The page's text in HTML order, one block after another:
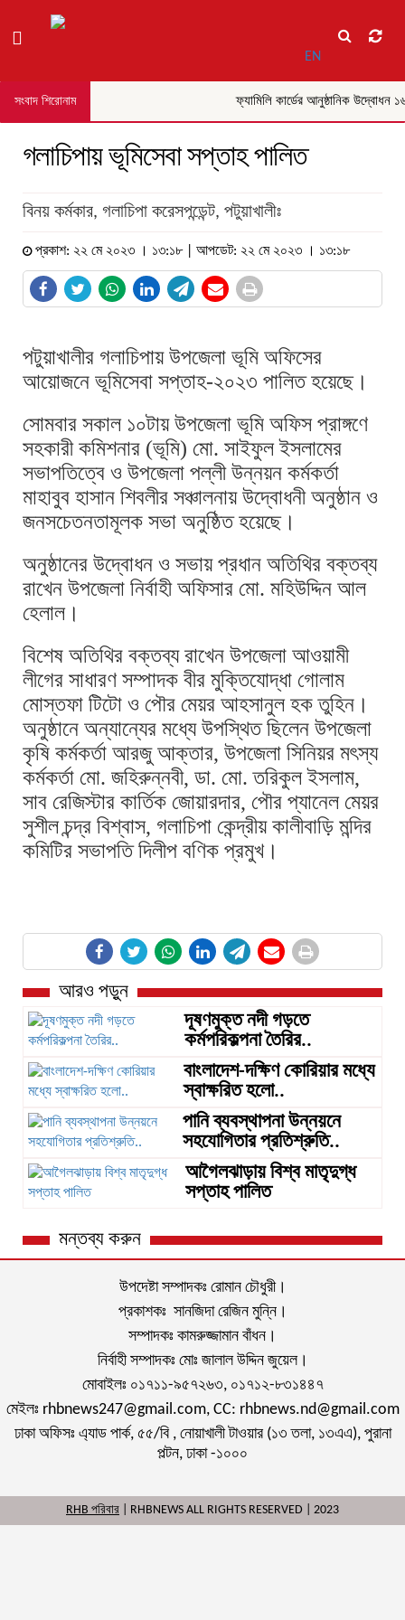
EN
সংবাদ শিরোনাম ফ্যামিলি কার্ডের আনুষ্ঠানিক উদ্বোধন
গলাচিপায় ভূমিসেবা সপ্তাহ পালিত
বিনয় কর্মকার, গলাচিপা করেসপন্ডেন্ট, পটুয়াখালীঃ
প্রকাশ: ২২ মে ২০২৩ । ১৩:১৮ | আপডেট: ২২ মে ২০২৩ । ১৩:১৮
পটুয়াখালীর গলাচিপায় উপজেলা ভূমি অফিসের
আয়োজনে ভূমিসেবা সপ্তাহ-২০২৩ পালিত হয়েছে।
সোমবার সকাল ১০টায় উপজেলা ভূমি অফিস প্রাঙ্গণে
সহকারী কমিশনার (ভূমি) মো. সাইফুল ইসলামের
সভাপতিত্বে ও উপজেলা পল্লী উন্নয়ন কর্মকর্তা
মাহাবুব হাসান শিবলীর সঞ্চালনায় উদ্বোধনী অনুষ্ঠান ও
জনসচেতনতামূলক সভা অনুষ্ঠিত হয়েছে।
অনুষ্ঠানের উদ্বোধন ও সভায় প্রধান অতিথির বক্তব্য
রাখেন উপজেলা নির্বাহী অফিসার মো. মহিউদ্দিন আল
হেলাল।
বিশেষ অতিথির বক্তব্য রাখেন উপজেলা আওয়ামী
লীগের সাধারণ সম্পাদক বীর মুক্তিযোদ্ধা গোলাম
মোস্তফা টিটো ও পৌর মেয়র আহসানুল হক তুহিন।
অনুষ্ঠানে অন্যান্যের মধ্যে উপস্থিত ছিলেন উপজেলা
কৃষি কর্মকর্তা আরজু আক্তার, উপজেলা সিনিয়র মৎস্য
কর্মকর্তা মো. জহিরুন্নবী, ডা. মো. তরিকুল ইসলাম,
সাব রেজিস্টার কার্তিক জোয়ারদার, পৌর প্যানেল মেয়র
সুশীল চন্দ্র বিশ্বাস, গলাচিপা কেন্দ্রীয় কালীবাড়ি মন্দির
কমিটির সভাপতি দিলীপ বণিক প্রমুখ।
আরও পড়ুন
দূষণমুক্ত নদী গড়তে
কর্মপরিকল্পনা তৈরির..
বাংলাদেশ-দক্ষিণ কোরিয়ার মধ্যে
স্বাক্ষরিত হলো..
পানি ব্যবস্থাপনা উন্নয়নে
সহযোগিতার প্রতিশ্রুতি..
আগৈলঝাড়ায় বিশ্ব মাতৃদুগ্ধ
সপ্তাহ পালিত
মন্তব্য করুন
উপদেষ্টা সম্পাদকঃ রোমান চৌধুরী।
প্রকাশকঃ সানজিদা রেজিন মুন্নি।
সম্পাদকঃ কামরুজ্জামান বাঁধন।
নির্বাহী সম্পাদকঃ মোঃ জালাল উদ্দিন জুয়েল।
মোবাইলঃ ০১৭১১-৯৫৭২৬৩, ০১৭১২-৮৩১৪৪৭
মেইলঃ rhbnews247@gmail.com, CC: rhbnews.nd@gmail.com
ঢাকা অফিসঃ এ্যাড পার্ক, ৫৫/বি , নোয়াখালী টাওয়ার (১৩ তলা, ১৩এএ), পুরানা
পল্টন, ঢাকা -১০০০
RHB পরিবার | RHBNEWS ALL RIGHTS RESERVED | 2023